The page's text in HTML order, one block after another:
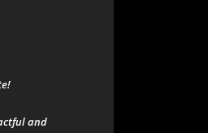
and